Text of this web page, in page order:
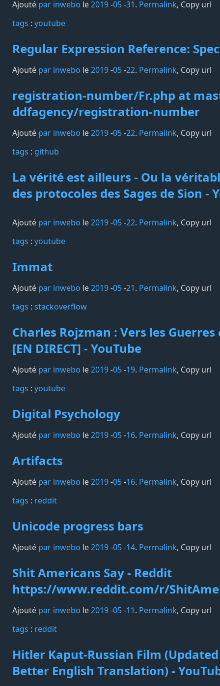
Ajouté par inwebo le2019-05-31. Permalink, Copy url
tags️ : youtube
Regular Expression Reference:
Ajouté par inwebo le2019-05-22. Permalink, Copy url
registration-number/Fr.php at
ddfagency/registration-number
Ajouté par inwebo le2019-05-22. Permalink, Copy url
tags️ : github
La vérité est ailleurs - Ou la
des protocoles des Sages de Sion -
Ajouté par inwebo le2019-05-22. Permalink, Copy url
tags️ : youtube
Immat
Ajouté par inwebo le2019-05-21. Permalink, Copy url
tags️ : stackoverflow
Charles Rojzman : Vers les Guerres
[EN DIRECT] - YouTube
Ajouté par inwebo le2019-05-19. Permalink, Copy url
tags️ : youtube
Digital Psychology
Ajouté par inwebo le2019-05-16. Permalink, Copy url
Artifacts
Ajouté par inwebo le2019-05-16. Permalink, Copy url
tags️ : reddit
Unicode progress bars
Ajouté par inwebo le2019-05-14. Permalink, Copy url
Shit Americans Say - Reddit
https://www.reddit.com/r/
Ajouté par inwebo le2019-05-11. Permalink, Copy url
tags️ : reddit
Hitler Kaput-Russian Film
Better English Translation) -